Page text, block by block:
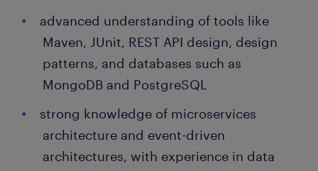
advanced understanding of tools like
Maven, JUnit, REST API design, design
patterns, and databases such as
MongoDB and PostgreSQL
strong knowledge of microservices
architecture and event-driven
architectures, with experience in data